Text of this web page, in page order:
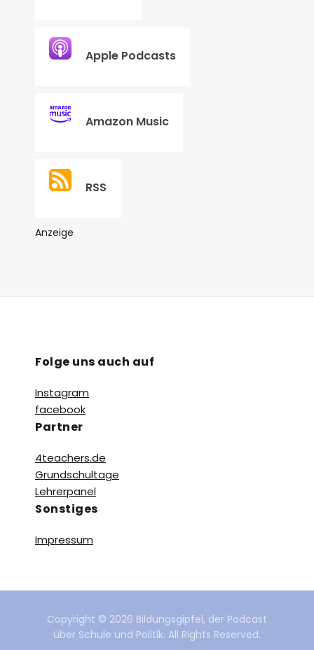
Apple Podcasts
Amazon Music
RSS
Anzeige
Folge uns auch auf
Instagram
facebook
Partner
4teachers.de
Grundschultage
Lehrerpanel
Sonstiges
Impressum
Copyright © 2026 Bildungsgipfel, der Podcast
über Schule und Politik. All Rights Reserved.